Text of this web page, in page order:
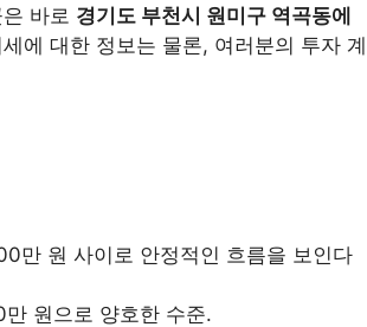
바로 경기도 부천시 원미구 역곡동에
에 대한 정보는 물론, 여러분의 투자 계
만 원 사이로 안정적인 흐름을 보인다
원으로 양호한 수준.